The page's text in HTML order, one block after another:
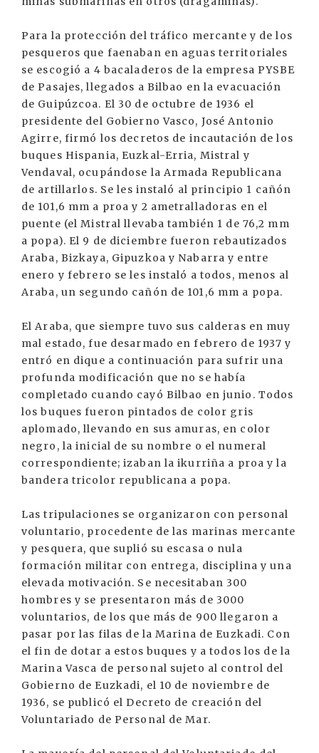
Para la protección del tráfico mercante y de los
pesqueros que faenaban en aguas territoriales
se escogió a 4 bacaladeros de la empresa PYSBE
de Pasajes, llegados a Bilbao en la evacuación
de Guipúzcoa. El 30 de octubre de 1936 el
presidente del Gobierno Vasco, José Antonio
Agirre, firmó los decretos de incautación de los
buques Hispania, Euzkal-Erria, Mistral y
Vendaval, ocupándose la Armada Republicana
de artillarlos. Se les instaló al principio 1 cañón
de 101,6 mm a proa y 2 ametralladoras en el
puente (el Mistral llevaba también 1 de 76,2 mm
a popa). El 9 de diciembre fueron rebautizados
Araba, Bizkaya, Gipuzkoa y Nabarra y entre
enero y febrero se les instaló a todos, menos al
Araba, un segundo cañón de 101,6 mm a popa.
El Araba, que siempre tuvo sus calderas en muy
mal estado, fue desarmado en febrero de 1937 y
entró en dique a continuación para sufrir una
profunda modificación que no se había
completado cuando cayó Bilbao en junio. Todos
los buques fueron pintados de color gris
aplomado, llevando en sus amuras, en color
negro, la inicial de su nombre o el numeral
correspondiente; izaban la ikurriña a proa y la
bandera tricolor republicana a popa.
Las tripulaciones se organizaron con personal
voluntario, procedente de las marinas mercante
y pesquera, que suplió su escasa o nula
formación militar con entrega, disciplina y una
elevada motivación. Se necesitaban 300
hombres y se presentaron más de 3000
voluntarios, de los que más de 900 llegaron a
pasar por las filas de la Marina de Euzkadi. Con
el fin de dotar a estos buques y a todos los de la
Marina Vasca de personal sujeto al control del
Gobierno de Euzkadi, el 10 de noviembre de
1936, se publicó el Decreto de creación del
Voluntariado de Personal de Mar.